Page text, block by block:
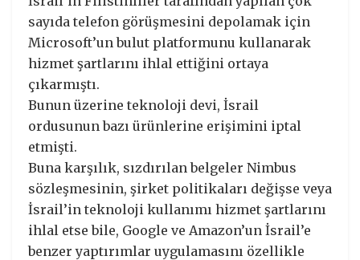
sayıda telefon görüşmesini depolamak için
Microsoft’un bulut platformunu kullanarak
hizmet şartlarını ihlal ettiğini ortaya
çıkarmıştı.
Bunun üzerine teknoloji devi, İsrail
ordusunun bazı ürünlerine erişimini iptal
etmişti.
Buna karşılık, sızdırılan belgeler Nimbus
sözleşmesinin, şirket politikaları değişse veya
İsrail’in teknoloji kullanımı hizmet şartlarını
ihlal etse bile, Google ve Amazon’un İsrail’e
benzer yaptırımlar uygulamasını özellikle